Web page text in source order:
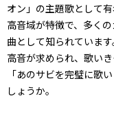
オン」の主題歌として
高音域が特徴で、多く
曲として知られていま
高音が求められ、歌い
「あのサビを完璧に歌
しょうか。